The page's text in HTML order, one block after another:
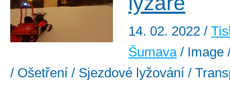
14. 02. 2022 /
Šumava/ Image
/ Ošetření / Sjezdové lyžování /